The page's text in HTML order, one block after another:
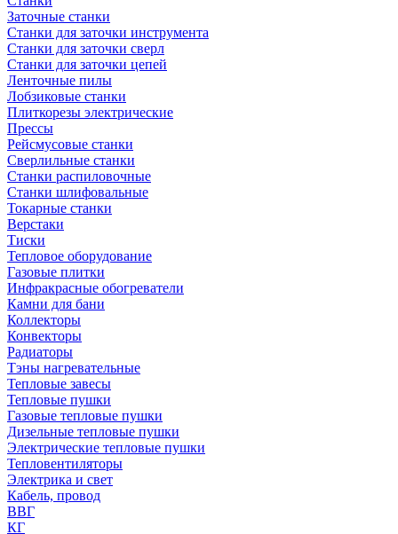
Заточные станки
Станки для заточки инструмента
Станки для заточки сверл
Станки для заточки цепей
Ленточные пилы
Лобзиковые станки
Плиткорезы электрические
Прессы
Рейсмусовые станки
Сверлильные станки
Станки распиловочные
Станки шлифовальные
Токарные станки
Верстаки
Тиски
Тепловое оборудование
Газовые плитки
Инфракрасные обогреватели
Камни для бани
Коллекторы
Конвекторы
Радиаторы
Тэны нагревательные
Тепловые завесы
Тепловые пушки
Газовые тепловые пушки
Дизельные тепловые пушки
Электрические тепловые пушки
Тепловентиляторы
Электрика и свет
Кабель, провод
ВВГ
КГ